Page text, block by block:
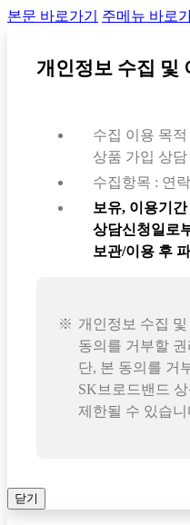
본문 바로가기 주메뉴 바로가
개인정보 수집 및
수집 이용 목
상품 가입 상담
수집항목 : 연
보유, 이용기간
상담신청일로
보관/이용 후 파
개인정보 수집
동의를 거부할
단, 본 동의를 거
SK브로드밴드 상
제한될 수 있습니
닫기